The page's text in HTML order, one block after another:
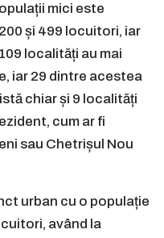
mici este
și 499 locuitori, iar
localități au mai
iar 29 dintre acestea
chiar și 9 localități
cum ar fi
sau Chetrișul Nou
urban cu o populație
având la